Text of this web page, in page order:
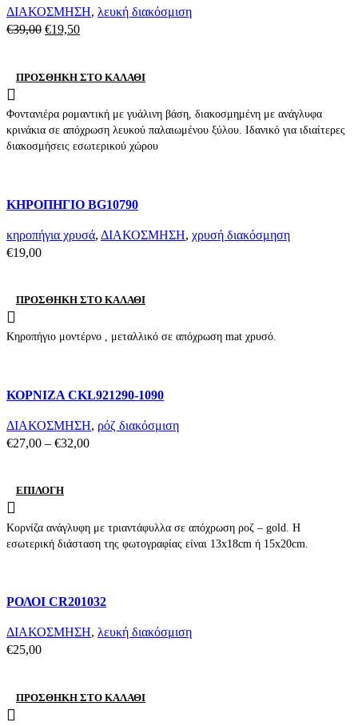
Add to wishlist
ΔΙΑΚΟΣΜΗΣΗ, λευκή διακόσμιση
€39,00 Original
€39,00.
€19,50Η
είναι:
ΠΡΟΣΘΉΚΗ ΣΤΟ ΚΑΛΆΘΙ
Φοντανιέρα ρομαντική με γυάλινη βάση, διακοσμημένη με ανάγλυφα
κρινάκια σε απόχρωση λευκού παλαιωμένου ξύλου. Ιδανικό για ιδιαίτερες
διακοσμήσεις εσωτερικού χώρου
Quick view
Add to wishlist
ΚΗΡΟΠΗΓΙΟ BG10790
κηροπήγια χρυσά, ΔΙΑΚΟΣΜΗΣΗ, χρυσή διακόσμηση
€19,00
ΠΡΟΣΘΉΚΗ ΣΤΟ ΚΑΛΆΘΙ
Κηροπήγιο μοντέρνο , μεταλλικό σε απόχρωση mat χρυσό.
Quick view
ΚΟΡΝΙΖΑ CKL921290-1090
ΔΙΑΚΟΣΜΗΣΗ, ρόζ διακόσμιση
€27,00 – €32,00Price
ΕΠΙΛΟΓΉ
Κορνίζα ανάγλυφη με τριαντάφυλλα σε απόχρωση ροζ – gold. Η
εσωτερική διάσταση της φωτογραφίας είναι 13x18cm ή 15x20cm.
Quick view
ΡΟΛΟΙ CR201032
ΔΙΑΚΟΣΜΗΣΗ, λευκή διακόσμιση
€25,00
ΠΡΟΣΘΉΚΗ ΣΤΟ ΚΑΛΆΘΙ